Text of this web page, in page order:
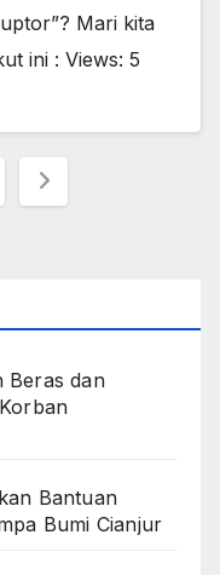
Mari kita
ini : Views: 5
Beras dan
Bantuan
Bumi Cianjur